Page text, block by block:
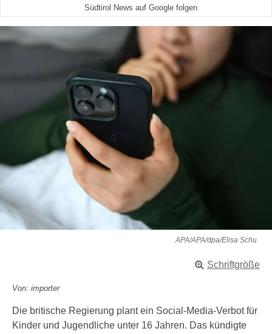
Südtirol News auf Google folgen
APA/APA/dpa/Elisa Schu
Schriftgröße
Von: importer
Die britische Regierung plant ein Social-Media-Verbot für
Kinder und Jugendliche unter 16 Jahren. Das kündigte